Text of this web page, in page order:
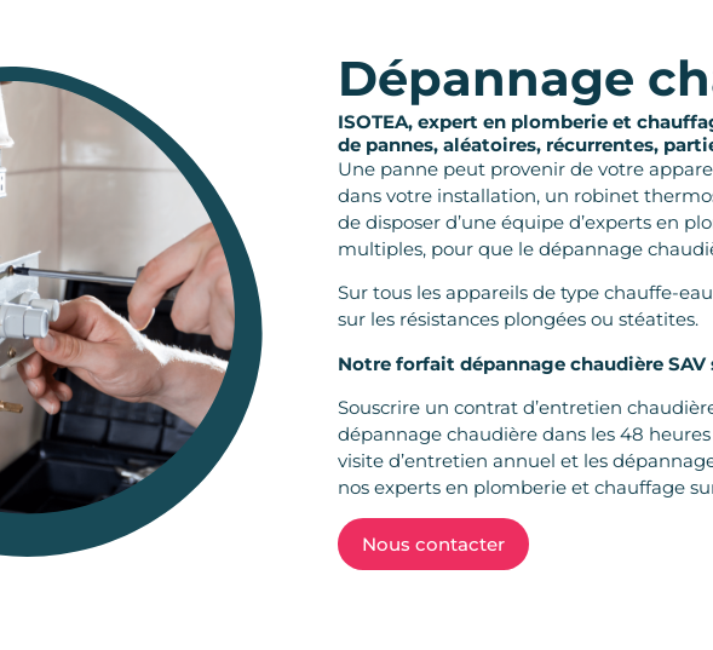
Dépannage
ISOTEA, expert en plomberie et
de pannes, aléatoires, récurrentes,
Une panne peut provenir de votre
dans votre installation, un robinet
de disposer d’une équipe d’experts en
multiples, pour que le dépannage
Sur tous les appareils de type chauffe-
sur les résistances plongées ou stéatites.
Notre forfait dépannage chaudière
Souscrire un contrat d’entretien
dépannage chaudière dans les 48
visite d’entretien annuel et les
nos experts en plomberie et chauffage
Nous contacter